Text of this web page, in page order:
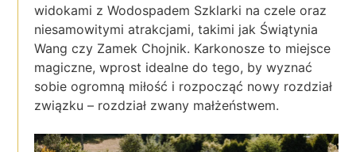
widokami z Wodospadem Szklarki na czele oraz
niesamowitymi atrakcjami, takimi jak Świątynia
Wang czy Zamek Chojnik. Karkonosze to miejsce
magiczne, wprost idealne do tego, by wyznać
sobie ogromną miłość i rozpocząć nowy rozdział
związku – rozdział zwany małżeństwem.